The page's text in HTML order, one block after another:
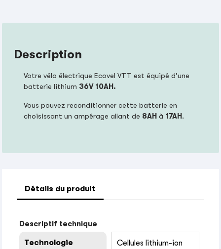
Description
Votre vélo électrique Ecovel VTT est équipé d'une
batterie lithium 36V 10AH.
Vous pouvez reconditionner cette batterie en
choisissant un ampérage allant de 8AH à 17AH.
Détails du produit
Descriptif technique
Technologie Cellules lithium-ion